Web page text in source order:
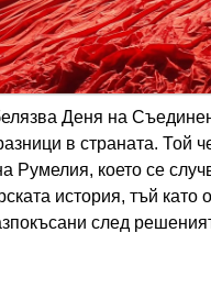
Деня на
в страната. Той
Румелия, което се
история, тъй като
след